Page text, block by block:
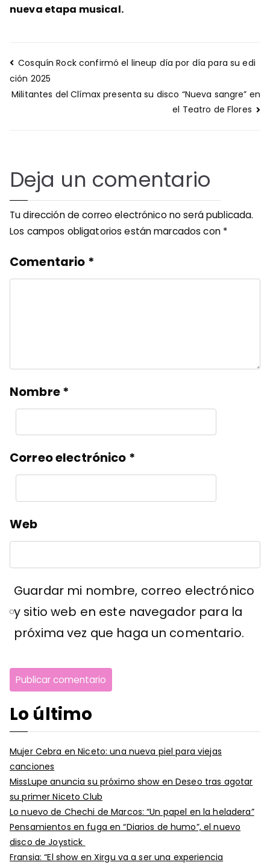
nueva etapa musical.
Navegación
de
entradas
Cosquín Rock confirmó el lineup día por día para su edi
ción 2025
Militantes del Clímax presenta su disco “Nueva sangre” en
el Teatro de Flores
Deja un comentario
Tu dirección de correo electrónico no será publicada.
Los campos obligatorios están marcados con *
Comentario *
Nombre*
Correo electrónico *
Web
Guardar mi nombre, correo electrónico
y sitio web en este navegador para la
próxima vez que haga un comentario.
Lo último
Mujer Cebra en Niceto: una nueva piel para viejas
canciones
MissLupe anuncia su próximo show en Deseo tras agotar
su primer Niceto Club
Lo nuevo de Chechi de Marcos: “Un papel en la heladera”
Pensamientos en fuga en “Diarios de humo”, el nuevo
disco de Joystick
Fransia: “El show en Xirgu va a ser una experiencia